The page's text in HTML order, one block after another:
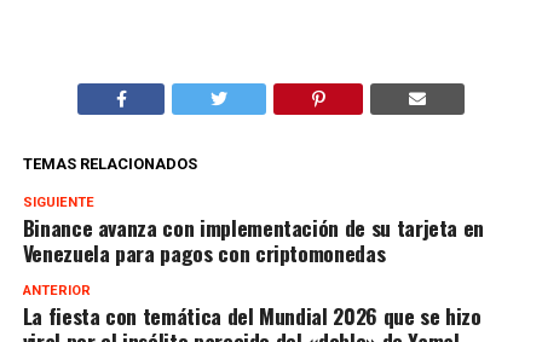
TEMAS RELACIONADOS
SIGUIENTE
Binance avanza con implementación de su tarjeta en
Venezuela para pagos con criptomonedas
ANTERIOR
La fiesta con temática del Mundial 2026 que se hizo